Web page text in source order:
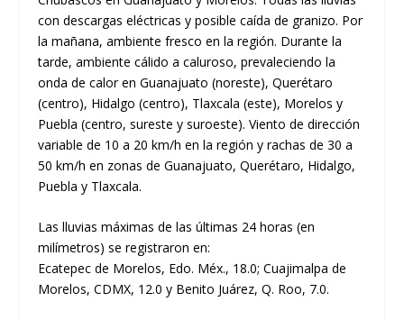
con descargas eléctricas y posible caída de granizo. Por
la mañana, ambiente fresco en la región. Durante la
tarde, ambiente cálido a caluroso, prevaleciendo la
onda de calor en Guanajuato (noreste), Querétaro
(centro), Hidalgo (centro), Tlaxcala (este), Morelos y
Puebla (centro, sureste y suroeste). Viento de dirección
variable de 10 a 20 km/h en la región y rachas de 30 a
50 km/h en zonas de Guanajuato, Querétaro, Hidalgo,
Puebla y Tlaxcala.
Las lluvias máximas de las últimas 24 horas (en
milímetros) se registraron en:
Ecatepec de Morelos, Edo. Méx., 18.0; Cuajimalpa de
Morelos, CDMX, 12.0 y Benito Juárez, Q. Roo, 7.0.